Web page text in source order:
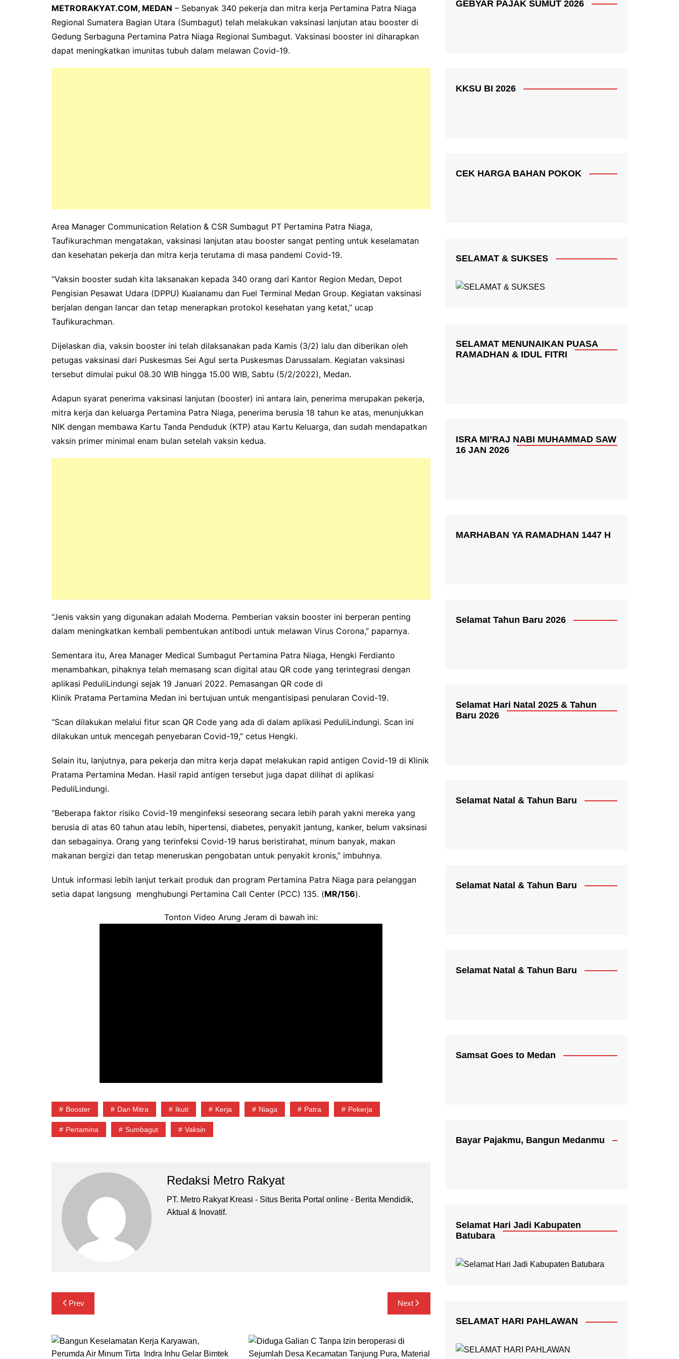
METRORAKYAT.COM, MEDAN – Sebanyak 340 pekerja dan mitra kerja Pertamina Patra Niaga
Regional Sumatera Bagian Utara (Sumbagut) telah melakukan vaksinasi lanjutan atau booster di
Gedung Serbaguna Pertamina Patra Niaga Regional Sumbagut. Vaksinasi booster ini diharapkan
dapat meningkatkan imunitas tubuh dalam melawan Covid-19.
Area Manager Communication Relation & CSR Sumbagut PT Pertamina Patra Niaga,
Taufikurachman mengatakan, vaksinasi lanjutan atau booster sangat penting untuk keselamatan
dan kesehatan pekerja dan mitra kerja terutama di masa pandemi Covid-19.
“Vaksin booster sudah kita laksanakan kepada 340 orang dari Kantor Region Medan, Depot
Pengisian Pesawat Udara (DPPU) Kualanamu dan Fuel Terminal Medan Group. Kegiatan vaksinasi
berjalan dengan lancar dan tetap menerapkan protokol kesehatan yang ketat,” ucap
Taufikurachman.
Dijelaskan dia, vaksin booster ini telah dilaksanakan pada Kamis (3/2) lalu dan diberikan oleh
petugas vaksinasi dari Puskesmas Sei Agul serta Puskesmas Darussalam. Kegiatan vaksinasi
tersebut dimulai pukul 08.30 WIB hingga 15.00 WIB, Sabtu (5/2/2022), Medan.
Adapun syarat penerima vaksinasi lanjutan (booster) ini antara lain, penerima merupakan pekerja,
mitra kerja dan keluarga Pertamina Patra Niaga, penerima berusia 18 tahun ke atas, menunjukkan
NIK dengan membawa Kartu Tanda Penduduk (KTP) atau Kartu Keluarga, dan sudah mendapatkan
vaksin primer minimal enam bulan setelah vaksin kedua.
“Jenis vaksin yang digunakan adalah Moderna. Pemberian vaksin booster ini berperan penting
dalam meningkatkan kembali pembentukan antibodi untuk melawan Virus Corona,” paparnya.
Sementara itu, Area Manager Medical Sumbagut Pertamina Patra Niaga, Hengki Ferdianto
menambahkan, pihaknya telah memasang scan digital atau QR code yang terintegrasi dengan
aplikasi PeduliLindungi sejak 19 Januari 2022. Pemasangan QR code di
Klinik Pratama Pertamina Medan ini bertujuan untuk mengantisipasi penularan Covid-19.
“Scan dilakukan melalui fitur scan QR Code yang ada di dalam aplikasi PeduliLindungi. Scan ini
dilakukan untuk mencegah penyebaran Covid-19,” cetus Hengki.
Selain itu, lanjutnya, para pekerja dan mitra kerja dapat melakukan rapid antigen Covid-19 di Klinik
Pratama Pertamina Medan. Hasil rapid antigen tersebut juga dapat dilihat di aplikasi
PeduliLindungi.
“Beberapa faktor risiko Covid-19 menginfeksi seseorang secara lebih parah yakni mereka yang
berusia di atas 60 tahun atau lebih, hipertensi, diabetes, penyakit jantung, kanker, belum vaksinasi
dan sebagainya. Orang yang terinfeksi Covid-19 harus beristirahat, minum banyak, makan
makanan bergizi dan tetap meneruskan pengobatan untuk penyakit kronis,” imbuhnya.
Untuk informasi lebih lanjut terkait produk dan program Pertamina Patra Niaga para pelanggan
setia dapat langsung menghubungi Pertamina Call Center (PCC) 135. (MR/156).
Tonton Video Arung Jeram di bawah ini:
Booster Dan Mitra Ikuti Kerja Niaga Patra Pekerja
Pertamina Sumbagut Vaksin
Redaksi Metro Rakyat
PT. Metro Rakyat Kreasi - Situs Berita Portal online - Berita Mendidik,
Aktual & Inovatif.
Navigasi
pos
Prev Next
GEBYAR PAJAK SUMUT 2026
KKSU BI 2026
CEK HARGA BAHAN POKOK
SELAMAT & SUKSES
SELAMAT MENUNAIKAN PUASA
RAMADHAN & IDUL FITRI
ISRA MI’RAJ NABI MUHAMMAD SAW
16 JAN 2026
MARHABAN YA RAMADHAN 1447 H
Selamat Tahun Baru 2026
Selamat Hari Natal 2025 & Tahun
Baru 2026
Selamat Natal & Tahun Baru
Selamat Natal & Tahun Baru
Selamat Natal & Tahun Baru
Samsat Goes to Medan
Bayar Pajakmu, Bangun Medanmu
Selamat Hari Jadi Kabupaten
Batubara
SELAMAT HARI PAHLAWAN